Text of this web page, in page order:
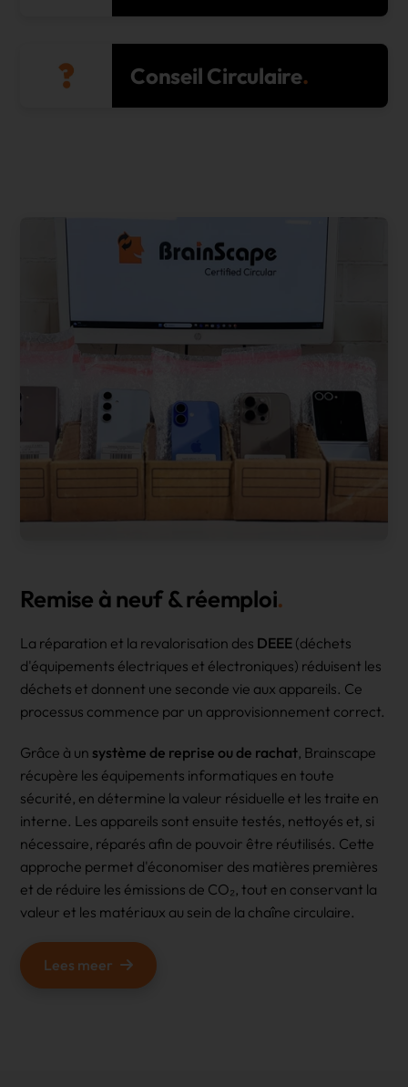
Conseil Circulaire
Remise à neuf & réemploi
La réparation et la revalorisation des DEEE (déchets
d'équipements électriques et électroniques) réduisent les
déchets et donnent une seconde vie aux appareils. Ce
processus commence par un approvisionnement correct.
Grâce à un système de reprise ou de rachat, Brainscape
récupère les équipements informatiques en toute
sécurité, en détermine la valeur résiduelle et les traite en
interne. Les appareils sont ensuite testés, nettoyés et, si
nécessaire, réparés afin de pouvoir être réutilisés. Cette
approche permet d'économiser des matières premières
et de réduire les émissions de CO₂, tout en conservant la
valeur et les matériaux au sein de la chaîne circulaire.
Lees meer